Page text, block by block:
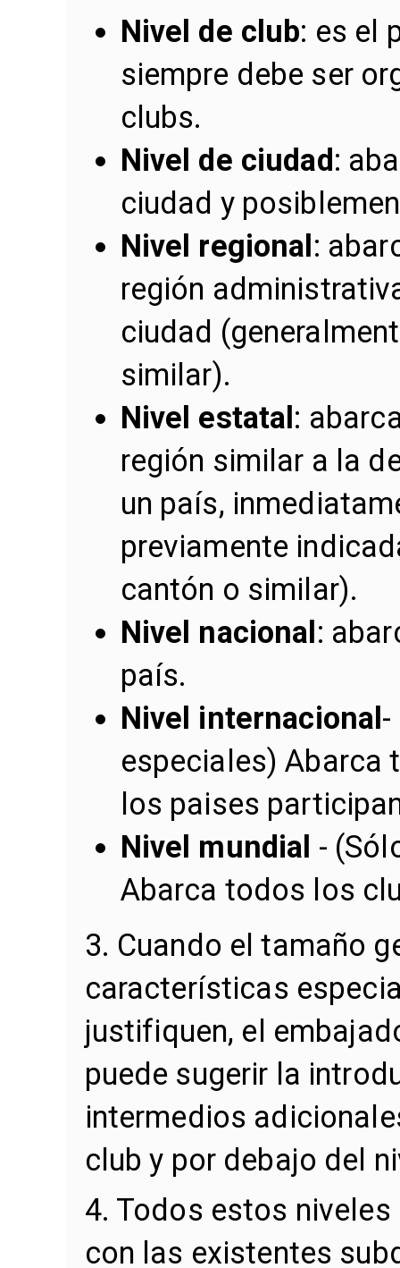
Nivel de club: es el
siempre debe ser
clubs.
Nivel de ciudad:
ciudad y
Nivel regional:
región
ciudad
similar).
Nivel estatal:
región similar a la
un país,
previamente
cantón o similar).
Nivel nacional:
país.
Nivel internacional-
especiales)
los paises
Nivel mundial -
Abarca todos los
3. Cuando el tamaño
características
justifiquen, el
puede sugerir la
intermedios
club y por debajo del
4. Todos estos
con las existentes